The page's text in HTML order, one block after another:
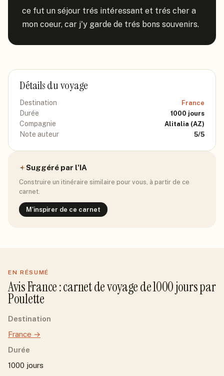
ce fut un séjour trés intéressant et trés cher a
mon coeur, car j'y garde de trés bons souvenirs.
Détails du voyage
Destination France
Durée 1000 jours
Compagnie Alitalia (AZ)
Note auteur 5/5
Suggéré par l'IA
Construire un itinéraire similaire pour vous, à partir de ce
carnet.
M'inspirer de ce carnet
EN RÉSUMÉ
AvisFrance: carnet de voyage de1000jourspar
Poulette
Destination
France →
Durée
1000 jours